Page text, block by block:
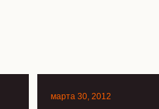
марта 30, 2012